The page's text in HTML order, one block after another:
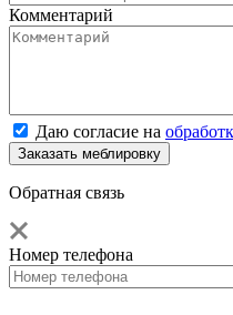
Комментарий
Даю согласие на
Обратная связь
Номер телефона